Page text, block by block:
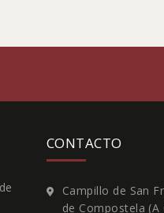
CONTACTO
Campillo de San
de Compostela (A